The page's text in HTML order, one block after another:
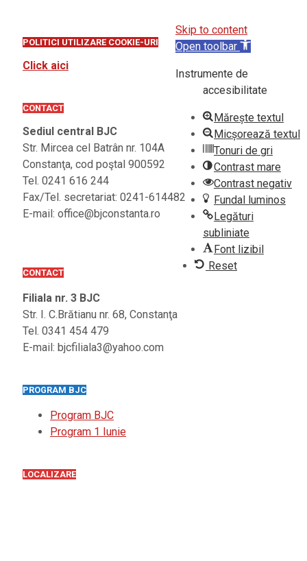
POLITICI UTILIZARE COOKIE-URI
Click aici
CONTACT
Sediul central BJC
Str. Mircea cel Batrân nr. 104A
Constanţa, cod poştal 900592
Tel. 0241 616 244
Fax/Tel. secretariat: 0241-614482
E-mail: office@bjconstanta.ro
CONTACT
Filiala nr. 3 BJC
Str. I. C.Brătianu nr. 68, Constanţa
Tel. 0341 454 479
E-mail: bjcfiliala3@yahoo.com
PROGRAM BJC
Program BJC
Program 1 Iunie
LOCALIZARE
Skip to content
Open toolbar
Instrumente de
accesibilitate
Mărește textul
Micșorează textul
Tonuri de gri
Contrast mare
Contrast negativ
Fundal luminos
Legături
subliniate
Font lizibil
Reset